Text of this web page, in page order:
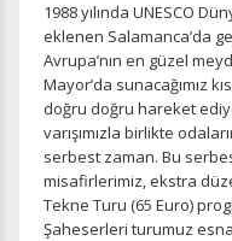
1988 yılında UNESCO
eklenen Salamanca’da
Avrupa’nın en güzel
Mayor’da sunacağımız
doğru doğru hareket
varışımızla birlikte
serbest zaman. Bu
misafirlerimiz, ekstra
Tekne Turu (65 Euro)
Şaheserleri turumuz